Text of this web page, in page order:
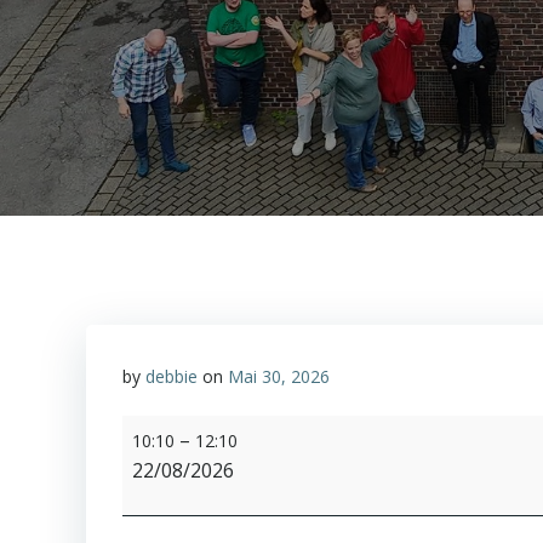
by debbie on Mai 30, 2026
Gottesdienst
und
mit
10:10 – 12:10
22/08/2026